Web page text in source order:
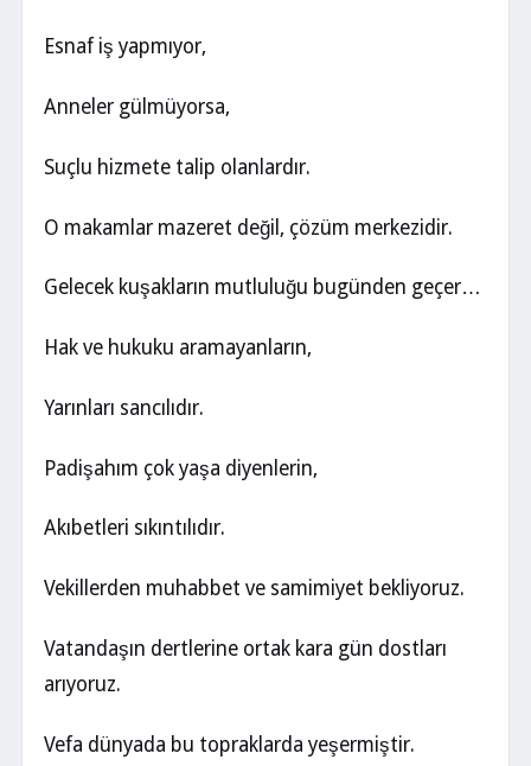
Esnaf iş yapmıyor,
Anneler gülmüyorsa,
Suçlu hizmete talip olanlardır.
O makamlar mazeret değil, çözüm merkezidir.
Gelecek kuşakların mutluluğu bugünden geçer…
Hak ve hukuku aramayanların,
Yarınları sancılıdır.
Padişahım çok yaşa diyenlerin,
Akıbetleri sıkıntılıdır.
Vekillerden muhabbet ve samimiyet bekliyoruz.
Vatandaşın dertlerine ortak kara gün dostları
arıyoruz.
Vefa dünyada bu topraklarda yeşermiştir.